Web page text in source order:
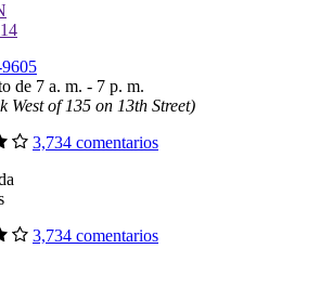
de 7 a. m. - 7 p. m.
West of 135 on 13th Street)
3,734 comentarios
3,734 comentarios